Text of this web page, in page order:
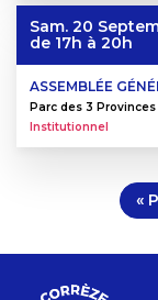
Sam. 20
de 17h à 20h
ASSEMBLÉE
Parc des 3 Provinces
Institutionnel
«